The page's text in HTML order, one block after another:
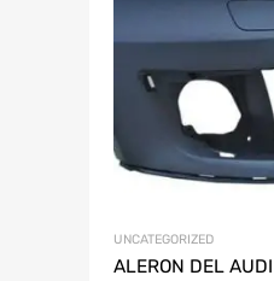
UNCATEGORIZED
ALERON DEL